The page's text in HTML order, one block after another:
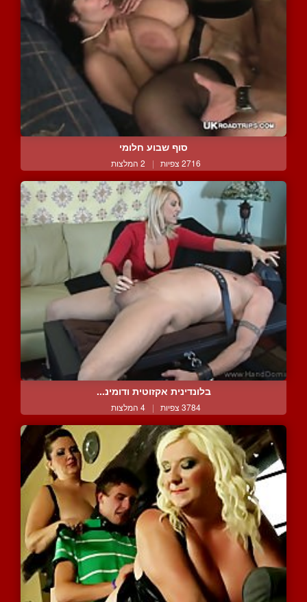
סוף שבוע חלומי
2716 צפיות | 2 המלצות
בלונדינית אקזוטית ודומינ...
3784 צפיות | 4 המלצות